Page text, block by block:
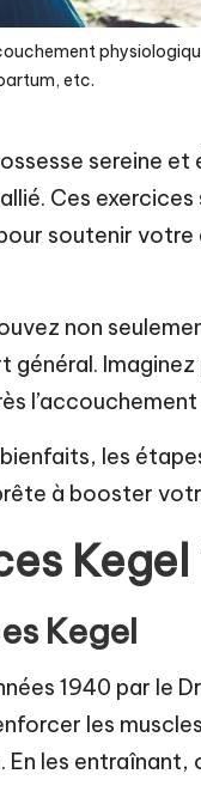
etc.
sereine et
Ces exercices
soutenir
non
l’accouchement
les
à booster
Kegel
Kegel
1940 par le
les
les